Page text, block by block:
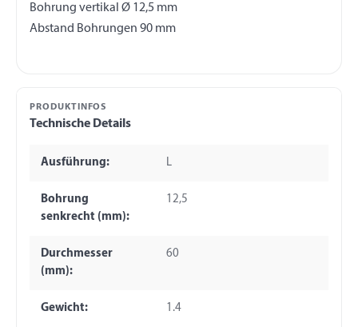
Bohrung vertikal Ø 12,5 mm
PRODUKTINFOS
Technische Details
Ausführung: L
Bohrung
senkrecht (mm):
12,5
Durchmesser
(mm):
60
Gewicht: 1.4